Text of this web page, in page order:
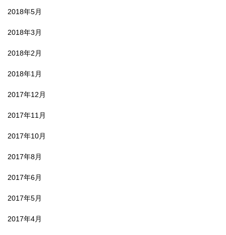
2018年5月
2018年3月
2018年2月
2018年1月
2017年12月
2017年11月
2017年10月
2017年8月
2017年6月
2017年5月
2017年4月